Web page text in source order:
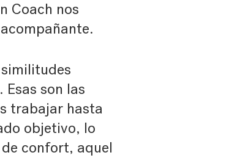
Coach nos
son las
trabajar hasta
objetivo, lo
confort, aquel